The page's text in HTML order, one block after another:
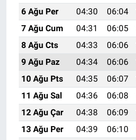
6 Ağu Per
04:30 06:04
7 Ağu Cum
04:31 06:05
8 Ağu Cts
04:33 06:06
9 Ağu Paz
04:34 06:06
10 Ağu Pts
04:35 06:07
11 Ağu Sal
04:36 06:08
12 Ağu Çar
04:38 06:09
13 Ağu Per
04:39 06:10